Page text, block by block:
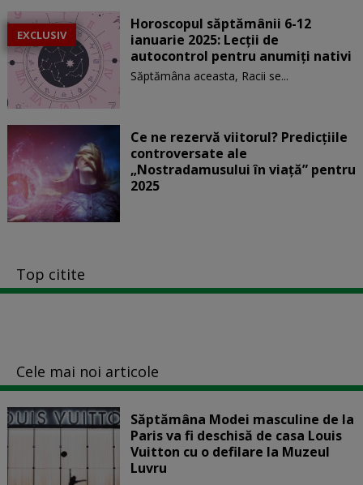
EXCLUSIV
Horoscopul săptămânii 6-12
ianuarie 2025: Lecții de
autocontrol pentru anumiți nativi
Săptămâna aceasta, Racii se...
Ce ne rezervă viitorul? Predicțiile
controversate ale
„Nostradamusului în viață” pentru
2025
Top citite
Cele mai noi articole
Săptămâna Modei masculine de la
Paris va fi deschisă de casa Louis
Vuitton cu o defilare la Muzeul
Luvru